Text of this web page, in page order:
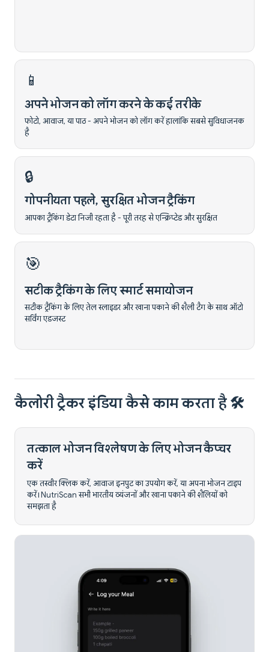
📱
अपने भोजन को लॉग करने के कई तरीके
फोटो, आवाज, या पाठ - अपने भोजन को लॉग करें हालांकि सबसे सुविधाजनक
है
🔒
गोपनीयता पहले, सुरक्षित भोजन ट्रैकिंग
आपका ट्रैकिंग डेटा निजी रहता है - पूरी तरह से एन्क्रिप्टेड और सुरक्षित
🎯
सटीक ट्रैकिंग के लिए स्मार्ट समायोजन
सटीक ट्रैकिंग के लिए तेल स्लाइडर और खाना पकाने की शैली टैग के साथ ऑटो
सर्विंग एडजस्ट
कैलोरी ट्रैकर इंडिया कैसे काम करता है 🛠️
तत्काल भोजन विश्लेषण के लिए भोजन कैप्चर
करें
एक तस्वीर क्लिक करें, आवाज इनपुट का उपयोग करें, या अपना भोजन टाइप
करें। NutriScan सभी भारतीय व्यंजनों और खाना पकाने की शैलियों को
समझता है